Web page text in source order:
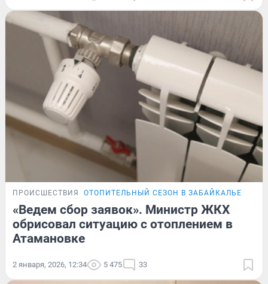
ПРОИСШЕСТВИЯ ОТОПИТЕЛЬНЫЙ СЕЗОН В ЗАБАЙКАЛЬЕ
«Ведем сбор заявок». Министр ЖКХ
обрисовал ситуацию с отоплением в
Атамановке
2 января, 2026, 12:34 5 475 33